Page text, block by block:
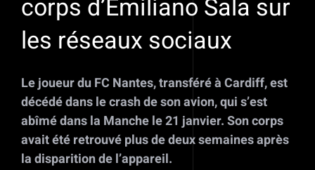
corps d’Emiliano Sala sur
les réseaux sociaux
Le joueur du FC Nantes, transféré à Cardiff, est
décédé dans le crash de son avion, qui s’est
abîmé dans la Manche le 21 janvier. Son corps
avait été retrouvé plus de deux semaines après
la disparition de l’appareil.